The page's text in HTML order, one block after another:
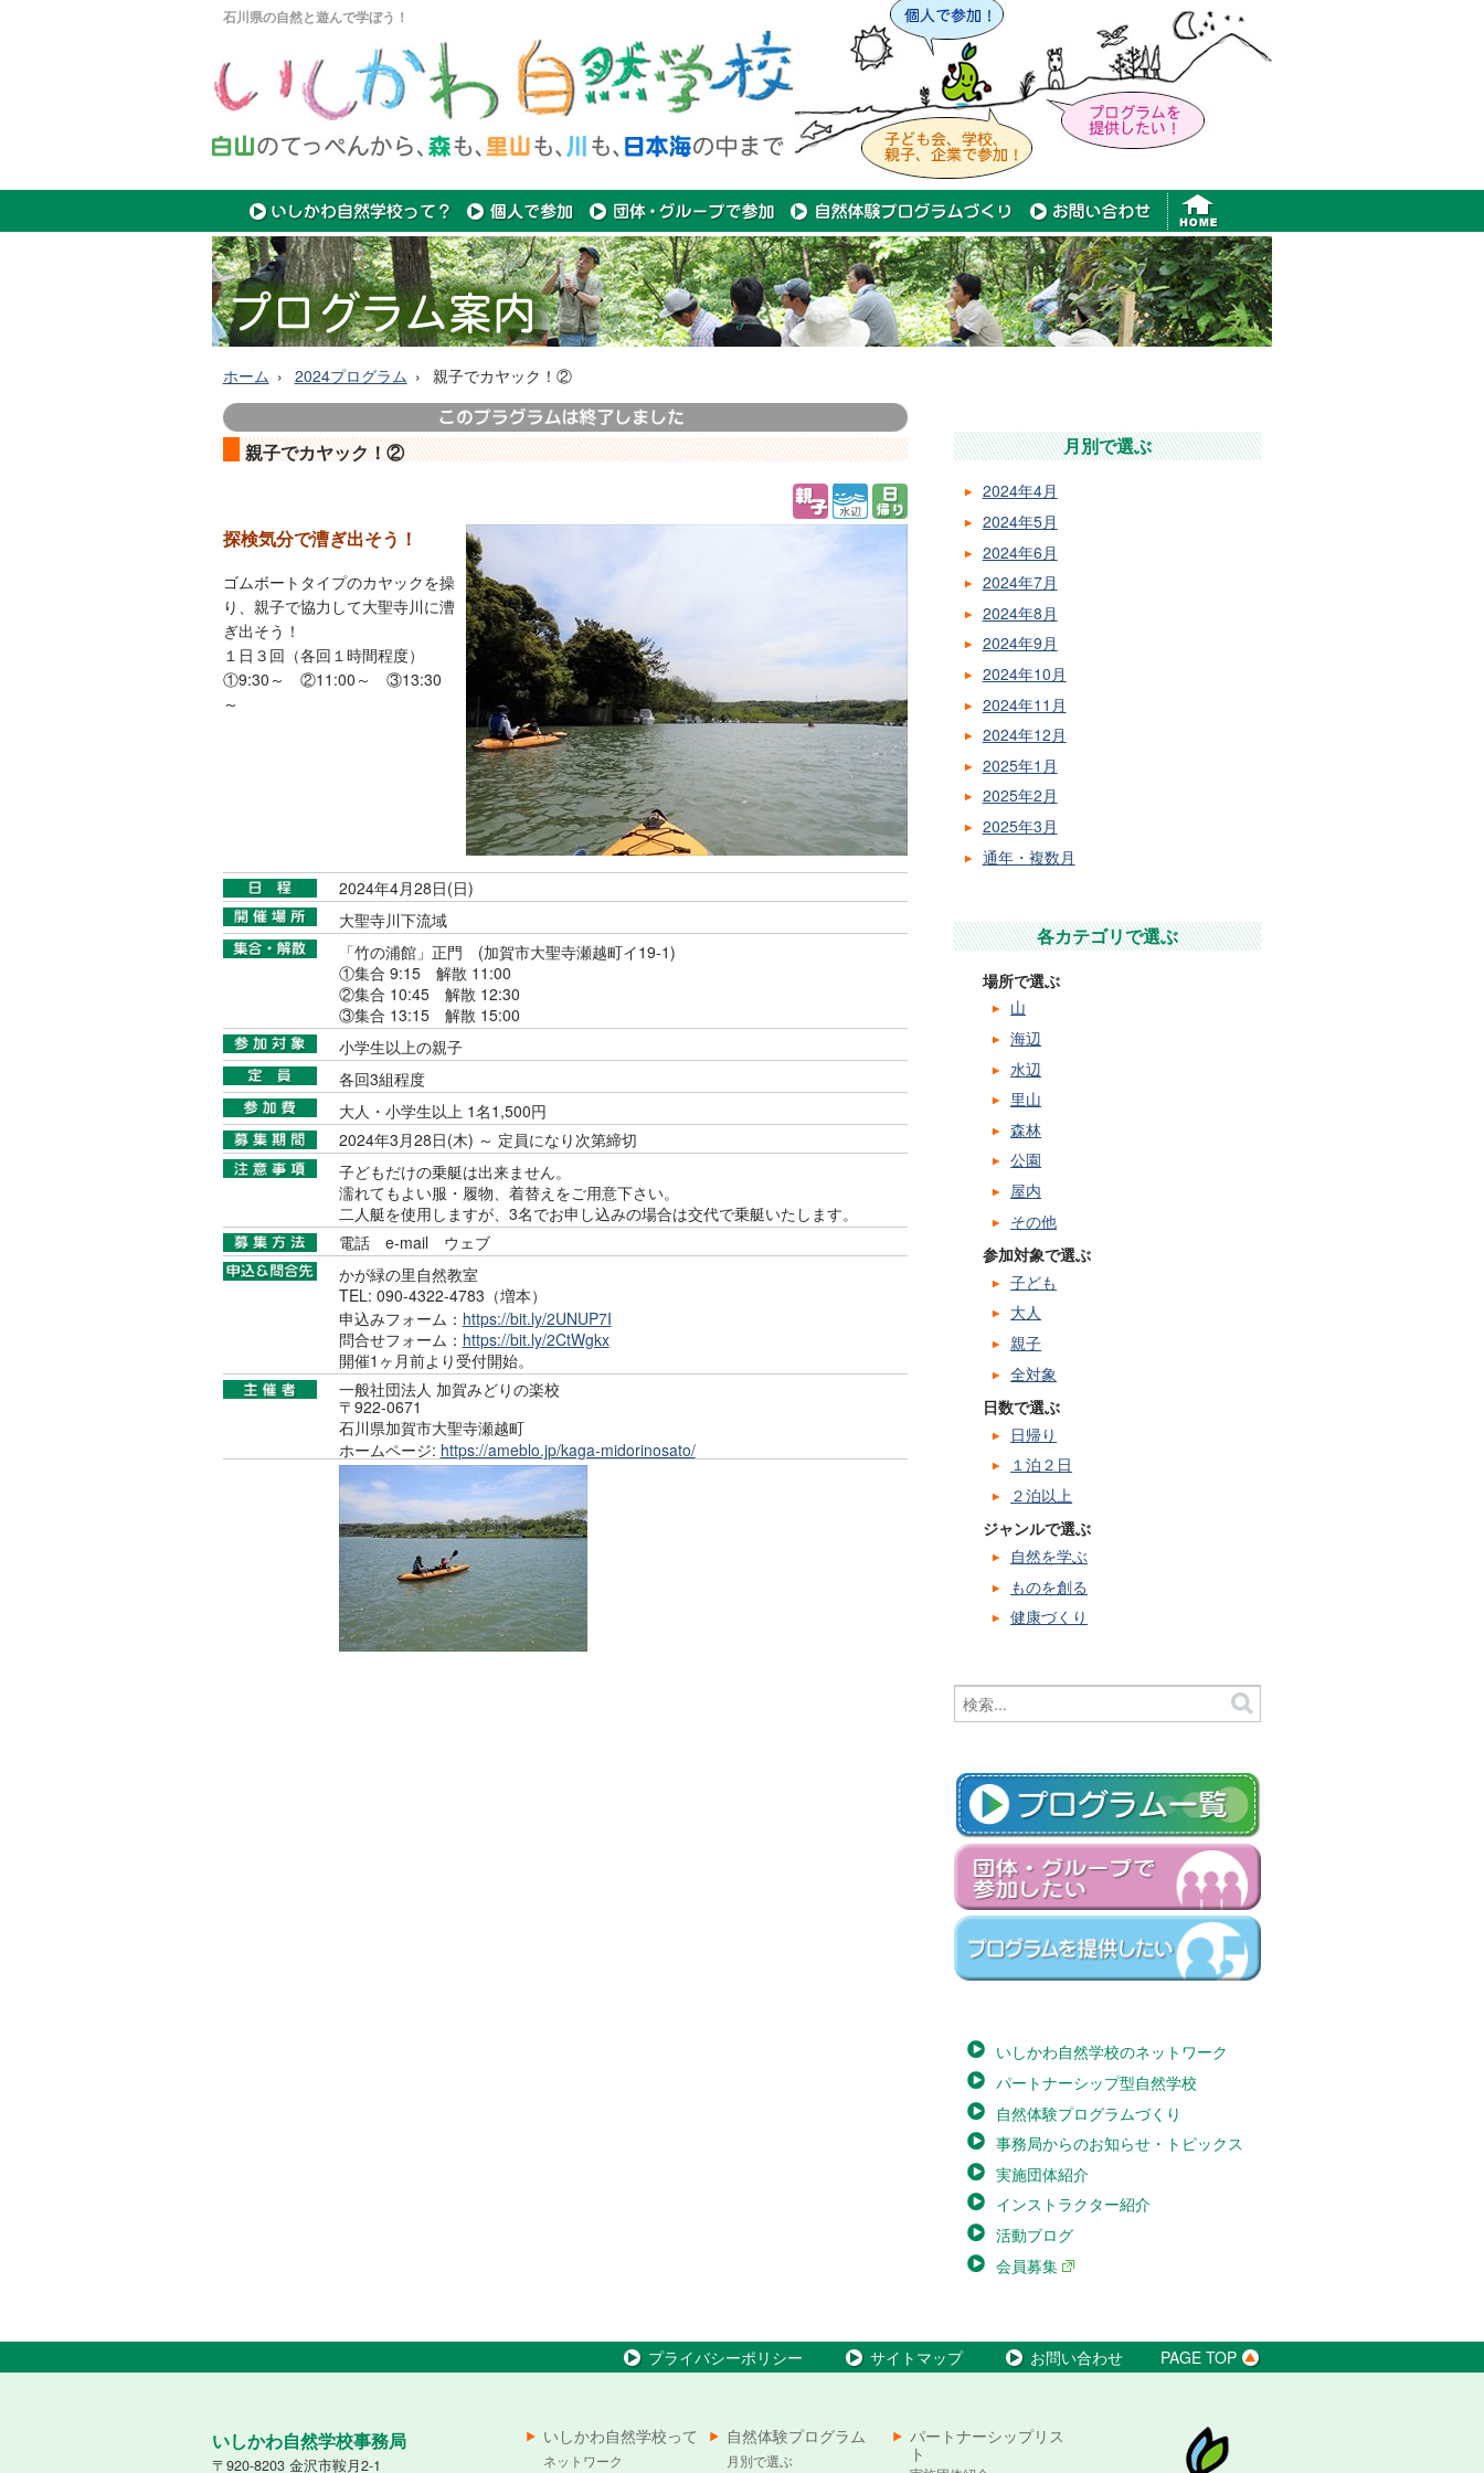
石川県の自然と遊んで学ぼう！
ホーム 2024プログラム 親子でカヤック！②
親子でカヤック！②
探検気分で漕ぎ出そう！
ゴムボートタイプのカヤックを操
り、親子で協力して大聖寺川に漕
ぎ出そう！
１日３回（各回１時間程度）
①9:30～ ②11:00～ ③13:30
～
2024年4月28日(日)
大聖寺川下流域
「竹の浦館」正門 (加賀市大聖寺瀬越町イ19-1)
①集合 9:15 解散 11:00
②集合 10:45 解散 12:30
③集合 13:15 解散 15:00
小学生以上の親子
各回3組程度
大人・小学生以上 1名1,500円
2024年3月28日(木) ～ 定員になり次第締切
子どもだけの乗艇は出来ません。
濡れてもよい服・履物、着替えをご用意下さい。
二人艇を使用しますが、3名でお申し込みの場合は交代で乗艇いたします。
電話
e-mail
ウェブ
かが緑の里自然教室
TEL: 090-4322-4783（増本）
申込みフォーム： https://bit.ly/2UNUP7I
問合せフォーム： https://bit.ly/2CtWgkx
開催1ヶ月前より受付開始。
一般社団法人 加賀みどりの楽校
〒922-0671
石川県加賀市大聖寺瀬越町
ホームページ: https://ameblo.jp/kaga-midorinosato/
月別で選ぶ
2024年4月
2024年5月
2024年6月
2024年7月
2024年8月
2024年9月
2024年10月
2024年11月
2024年12月
2025年1月
2025年2月
2025年3月
通年・複数月
各カテゴリで選ぶ
場所で選ぶ
山
海辺
水辺
里山
森林
公園
屋内
その他
参加対象で選ぶ
子ども
大人
親子
全対象
日数で選ぶ
日帰り
１泊２日
２泊以上
ジャンルで選ぶ
自然を学ぶ
ものを創る
健康づくり
いしかわ自然学校のネットワーク
パートナーシップ型自然学校
自然体験プログラムづくり
事務局からのお知らせ・トピックス
実施団体紹介
インストラクター紹介
活動ブログ
会員募集
プライバシーポリシー サイトマップ お問い合わせ PAGE TOP
いしかわ自然学校事務局
〒920-8203 金沢市鞍月2-1
いしかわ自然学校って
ネットワーク
自然体験プログラム
月別で選ぶ
パートナーシップリス
ト